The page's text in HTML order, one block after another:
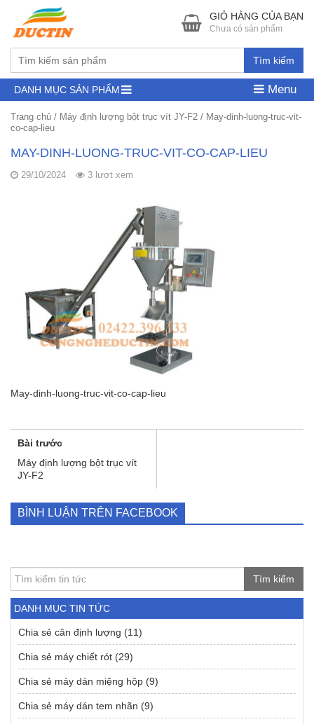
Tìm kiếm
GIỎ HÀNG CỦA BẠN
Chưa có sản phẩm
DANH MỤC SẢN PHẨM Menu
Trang chủ / Máy định lượng bột trục vít JY-F2 / May-dinh-luong-truc-vit-
co-cap-lieu
MAY-DINH-LUONG-TRUC-VIT-CO-CAP-LIEU
29/10/2024 3 lượt xem
May-dinh-luong-truc-vit-co-cap-lieu
Bài trước
Máy định lượng bột trục vít
JY-F2
BÌNH LUẬN TRÊN FACEBOOK
Tìm kiếm
DANH MỤC TIN TỨC
Chia sẻ cân định lượng (11)
Chia sẻ máy chiết rót (29)
Chia sẻ máy dán miệng hộp (9)
Chia sẻ máy dán tem nhãn (9)